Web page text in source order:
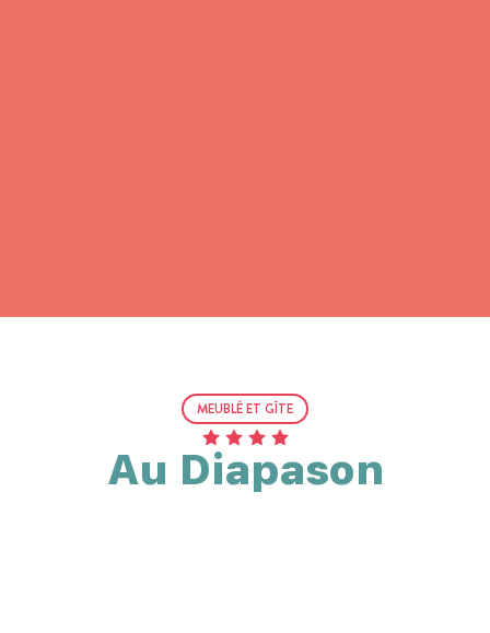
Au Diapason
MEUBLÉ ET GÎTE